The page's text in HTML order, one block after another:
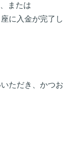
または
に入金が完了し
ただき、かつお